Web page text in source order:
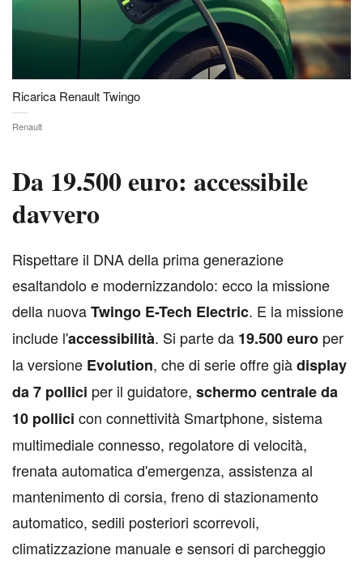
Ricarica Renault Twingo
Renault
Da 19.500 euro: accessibile
davvero
Rispettare il DNA della prima generazione
esaltandolo e modernizzandolo: ecco la missione
della nuovaTwingo E-Tech Electric. E la missione
include l'accessibilità. Si parte da 19.500 euro per
la versione Evolution, che di serie offre giàdisplay
da 7 pollici per il guidatore, schermo centrale da
10 pollici con connettività Smartphone, sistema
multimediale connesso, regolatore di velocità,
frenata automatica d'emergenza, assistenza al
mantenimento di corsia, freno di stazionamento
automatico, sedili posteriori scorrevoli,
climatizzazione manuale e sensori di parcheggio